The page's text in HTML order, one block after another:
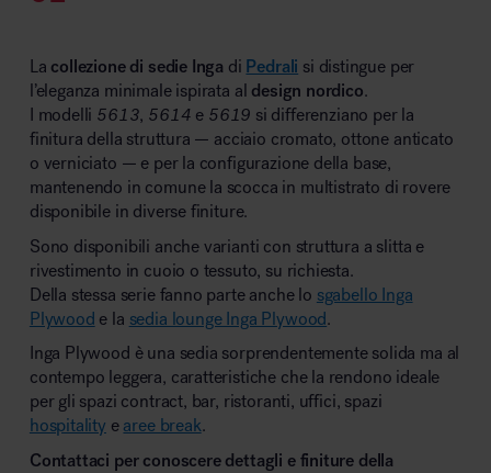
La collezione di sedie Inga di Pedrali si distingue per
l’eleganza minimale ispirata al design nordico.
I modelli 5613, 5614 e 5619 si differenziano per la
finitura della struttura — acciaio cromato, ottone anticato
o verniciato — e per la configurazione della base,
mantenendo in comune la scocca in multistrato di rovere
disponibile in diverse finiture.
Sono disponibili anche varianti con struttura a slitta e
rivestimento in cuoio o tessuto, su richiesta.
Della stessa serie fanno parte anche lo sgabello Inga
Plywood e la sedia lounge Inga Plywood.
Inga Plywood è una sedia sorprendentemente solida ma al
contempo leggera, caratteristiche che la rendono ideale
per gli spazi contract, bar, ristoranti, uffici, spazi
hospitality e aree break.
Contattaci per conoscere dettagli e finiture della